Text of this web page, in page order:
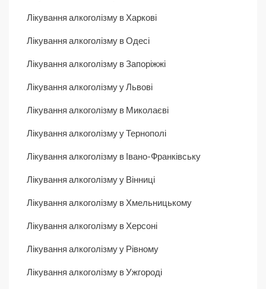
Лікування алкоголізму в Харкові
Лікування алкоголізму в Одесі
Лікування алкоголізму в Запоріжжі
Лікування алкоголізму у Львові
Лікування алкоголізму в Миколаєві
Лікування алкоголізму у Тернополі
Лікування алкоголізму в Івано-Франківську
Лікування алкоголізму у Вінниці
Лікування алкоголізму в Хмельницькому
Лікування алкоголізму в Херсоні
Лікування алкоголізму у Рівному
Лікування алкоголізму в Ужгороді